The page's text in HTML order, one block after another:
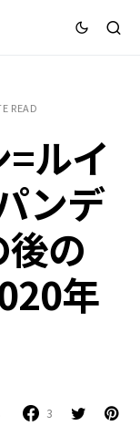
READ
ルイ
ンデ
の
年
3